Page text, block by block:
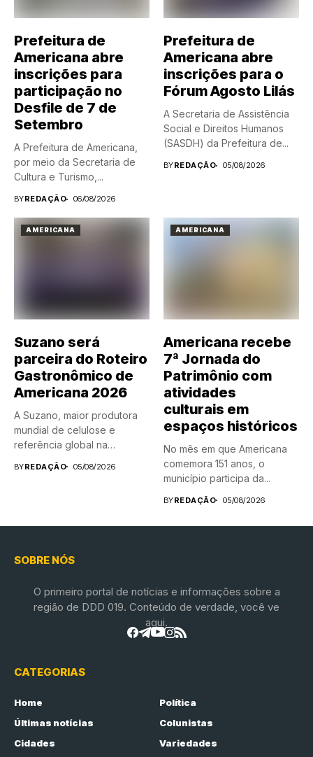
Prefeitura de
Americana abre
inscrições para
participação no
Desfile de 7 de
Setembro
A Prefeitura de Americana,
por meio da Secretaria de
Cultura e Turismo,...
BYREDAÇÃO 06/08/2026
Prefeitura de
Americana abre
inscrições para o
Fórum Agosto Lilás
A Secretaria de Assistência
Social e Direitos Humanos
(SASDH) da Prefeitura de...
BYREDAÇÃO 05/08/2026
AMERICANA
Suzano será
parceira do Roteiro
Gastronômico de
Americana 2026
A Suzano, maior produtora
mundial de celulose e
referência global na
BYREDAÇÃO 05/08/2026
AMERICANA
Americana recebe
7ª Jornada do
Patrimônio com
atividades
culturais em
espaços históricos
No mês em que Americana
comemora 151 anos, o
município participa da...
BYREDAÇÃO 05/08/2026
SOBRE NÓS
O primeiro portal de notícias e informações sobre a
região de DDD 019. Conteúdo de verdade, você ve
aqui.
CATEGORIAS
Home
Política
Últimas notícias
Colunistas
Cidades
Variedades